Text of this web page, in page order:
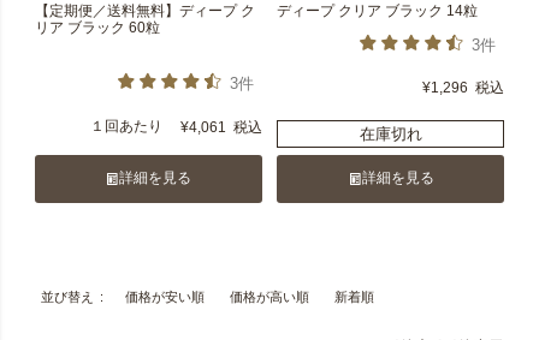
【定期便／送料無料】ディープ ク
リア ブラック 60粒
3件
１回あたり ¥4,061 税込
詳細を見る
ディープ クリア ブラック 14粒
3件
¥1,296 税込
在庫切れ
詳細を見る
並び替え 価格が安い順 価格が高い順 新着順